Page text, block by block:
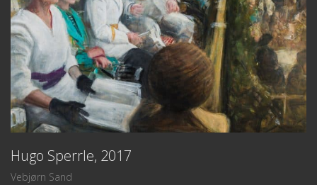
Hugo Sperrle, 2017
Vebjørn Sand